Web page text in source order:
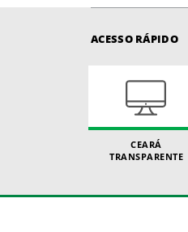
ACESSO RÁPIDO
CEARÁ
TRANSPARENTE